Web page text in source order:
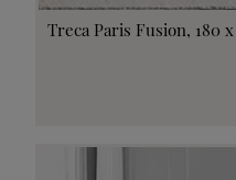
Treca Paris Fusion, 180